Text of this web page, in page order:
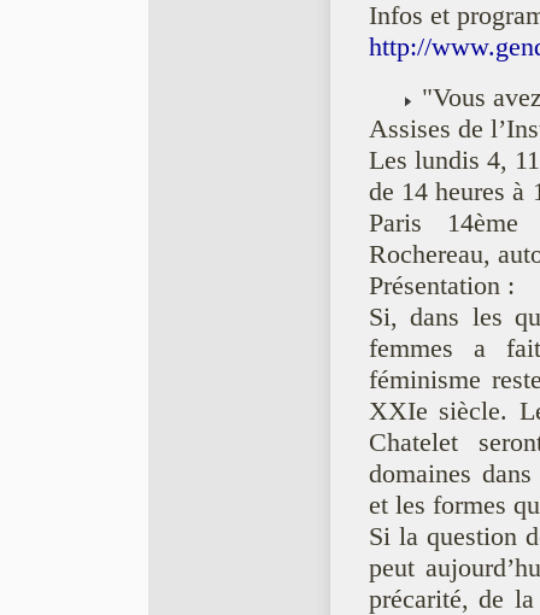
Infos et
http://
"Vous
Assises de
Les lundis 4,
de 14 heures à
Paris 14ème
Rochereau,
Présentation :
Si, dans les
femmes a
féminisme
XXIe siècle.
Chatelet
domaines
et les formes
Si la question
peut
précarité, de